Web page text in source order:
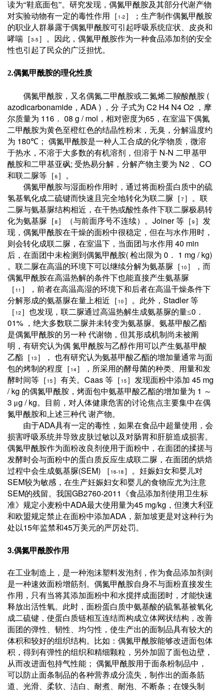
读为“鞋底面包”。研究发现，偶氮甲酰胺及其部分代谢产物
对实验动物有一定的毒性作用［ 1-2 ］；生产制作偶氮甲酰胺
的职业人群暴露于偶氮甲酰胺可引起呼吸系统症状、皮炎和
哮喘［3-5 ］。因此，偶氮甲酰胺作为一种食品添加剂的安全
性也引起了民众的广泛担忧。
2.偶氮甲酰胺的理化性质
偶氮甲酰胺，又名偶氮二甲酰胺或二氮烯二羧酸酰胺 (
azodicarbonamide ， ADA ) ，分 子式为 C2 H4 N4 O2
，摩
尔质量为 116 ． 08 g / mol ，相对密度为65 ，在室温下偶氮
二甲酰胺为黄色至橙红色的结晶性粉末，无臭，分解温度约
为 180℃；
偶氮甲酰胺是一种人工合成的化学物质，微溶
于热水，不溶于大多数的有机溶剂，但溶于 N-N 二甲基甲
酰胺和二甲基亚砜; 受热易分解，分解产物主要为 N2 CO
和联二脲等［6 ］。
偶氮甲酰胺与湿面粉作用时，通过将面粉蛋白质中的硫
氢基氧化成二硫键而快速且完全地转化为联二脲［7］。联
二脲与氨基脲结构相近，在干热或酸性条件下联二脲极易转
化为氨基脲［8 ］（与前面序号不连续）。 Joiner等［9 ］发
现，偶氮甲酰胺在干燥的面粉中很稳定，但在与水作用时，
则会转化成联二脲，在室温下，当面团与水作用 40 min
后，在面团中未检测到偶氮甲酰胺( 检出限为 0 ． 1 mg / kg)
。联二脲在高温的环境下可以继续分解为氨基脲［ 10 ］，而
偶氮甲酰胺在高温热解的条件下也能直接产生氨基脲
［ 11 ］，前者在高温高湿的环境下和后者在高温干燥条件下
分解形成的氨基脲在量上相近［ 10 ］。此外， Stadler等
［ 12 ］也发现，联二脲通过高温热解生成氨基脲的量≤0 ．
01%
，绝大多数联二脲并未转变为氨基脲。氨基甲酸乙酯
是偶氮甲酰胺的另一种 代谢物，但其形成机制尚未被阐
明，有研究认为偶 氮甲酰胺与乙醇作用可以产生氨基甲酸
乙酯［ 13 ］，
也有研究认为氨基甲酸乙酯的增加量通常与面
包的烤制的程度［ 14］，所采用的酵母菌的种类、用量和发
酵时间等［ 15 ］有关。 Caas 等［ 15 ］发现面粉中添加 45 mg
/ kg 的偶氮甲酰胺，烤面包中氨基甲酸乙酯的增加量为 1 ～
3 μg / kg。目前，对人体健康危害的讨论焦点主要集中在偶
氮甲酰胺和上述三种代 谢产物。
由于ADA具有一定的毒性，如果在食品中超量使用，会
损害呼吸系统并导致皮肤过敏以及对肠胃和肝脏造成损害。
偶氮甲酰胺作为面粉改良剂使用于面粉中，在面团的揉搓与
发酵时会与面粉中的蛋白质反应生成联二脲 ，在面团的烘焙
过程中会生成氨基脲(SEM) ［ 16-18 ］。妊娠妇女和婴儿对
SEM较为敏感，在生产妊娠妇女和婴儿的食物应尤为注意
SEM的残留。我国GB2760-2011
《食品添加剂使用卫生标
准》规定小麦粉中ADA最大使用量为45 mg/kg ，但澳大利亚
和欧盟规定禁止在面粉中添加ADA ，新加坡更是对这种行为
处以15年监禁和45万美元的严厉处罚。
3.偶氮甲酰胺作用
在工业制造上，是一种泡沫塑料发泡剂，作为食品添加剂则
是一种速效面粉增筋剂。偶氮甲酰胺自身不与面粉直接发生
作用，只有当将其添加面粉中和水搅拌成面团时，才能快速
释放出活性氧。此时，面粉蛋白质中氨基酸的硫氢基被氧化
成二硫键，使蛋白质链相互连结而构成立体网状结构，改善
面团的弹性、韧性、均匀性，使生产出的面制品具有较大的
体积和较好的组织结构。比如：偶氮甲酰胺能够改进面包体
积，得到有弹性的组织和精细颗粒，另外加固了面包边壁，
从而改进面包持气性能；
偶氮甲酰胺用于面条粉制品中，
可以防止面条制品的各种营养成分流失，制作出的面条筋
道、光滑、柔软、洁白、耐煮、耐泡、不断条；在馒头制